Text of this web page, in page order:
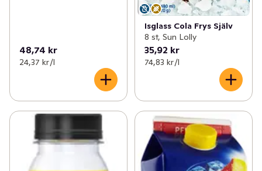
48,74 kr
24,37 kr /l
Isglass Cola Frys Själv
8 st, Sun Lolly
35,92 kr
74,83 kr /l